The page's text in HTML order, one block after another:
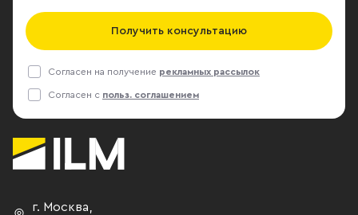
Получить консультацию
Согласен на получение рекламных рассылок
Согласен с польз. соглашением
г. Москва,